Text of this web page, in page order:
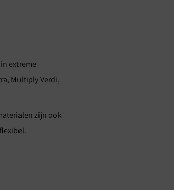
extreme
Multiply Verdi,
zijn ook